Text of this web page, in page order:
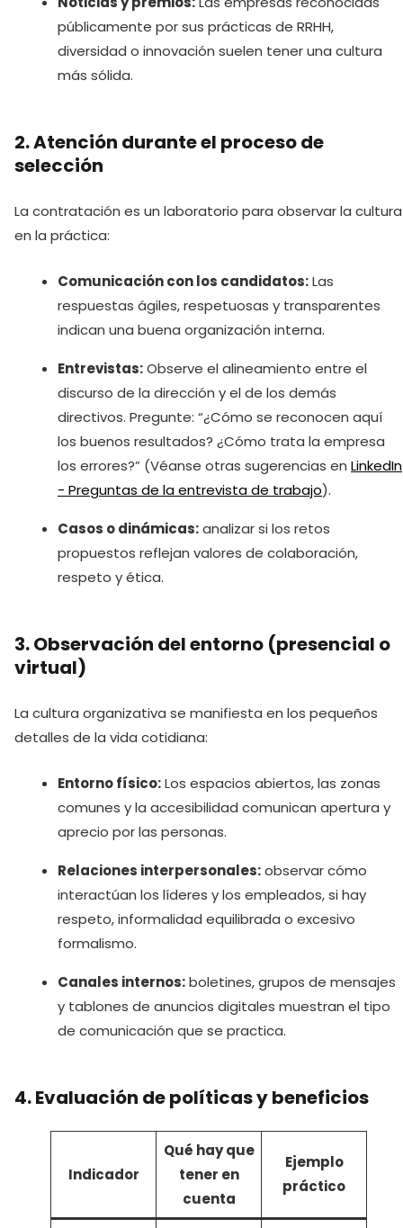
públicamente por sus prácticas de RRHH,
diversidad o innovación suelen tener una cultura
más sólida.
2. Atención durante el proceso de
selección
La contratación es un laboratorio para observar la cultura
en la práctica:
Comunicación con los candidatos:Las
respuestas ágiles, respetuosas y transparentes
indican una buena organización interna.
Entrevistas:Observe el alineamiento entre el
discurso de la dirección y el de los demás
directivos. Pregunte: “¿Cómo se reconocen aquí
los buenos resultados? ¿Cómo trata la empresa
los errores?” (Véanse otras sugerencias en LinkedIn
- Preguntas de la entrevista de trabajo).
Casos o dinámicas:analizar si los retos
propuestos reflejan valores de colaboración,
respeto y ética.
3. Observación del entorno (presencial o
virtual)
La cultura organizativa se manifiesta en los pequeños
detalles de la vida cotidiana:
Entorno físico:Los espacios abiertos, las zonas
comunes y la accesibilidad comunican apertura y
aprecio por las personas.
Relaciones interpersonales:observar cómo
interactúan los líderes y los empleados, si hay
respeto, informalidad equilibrada o excesivo
formalismo.
Canales internos:boletines, grupos de mensajes
y tablones de anuncios digitales muestran el tipo
de comunicación que se practica.
4. Evaluación de políticas y beneficios
Indicador
Qué hay que
tener en
cuenta
Ejemplo
práctico